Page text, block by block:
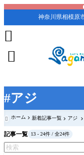
#アジ
神奈川県相模原


 ホーム 新着記事一覧 アジ
記事一覧 13 - 24件 / 全24件